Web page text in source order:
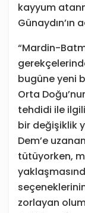
kayyum
Günaydın’ın
“Mardin-
bugüne yeni
Orta
tehdidi ile
bir değişiklik
Dem’e
tütüyorken,
zorlayan